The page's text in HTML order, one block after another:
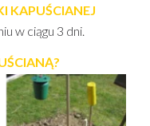
KAPUŚCIANEJ
w ciągu 3 dni.